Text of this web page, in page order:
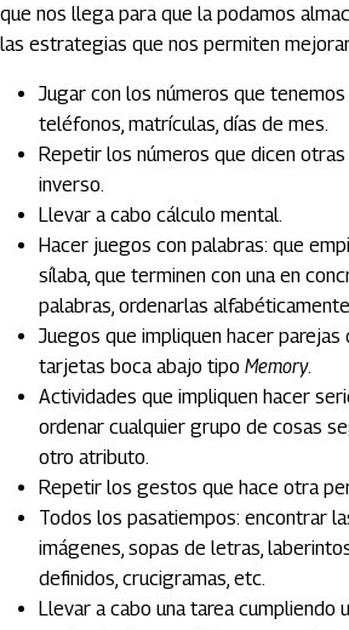
que nos llega para que la podamos
las estrategias que nos permiten
Jugar con los números que
teléfonos, matrículas, días de mes.
Repetir los números que dicen
inverso.
Llevar a cabo cálculo mental.
Hacer juegos con palabras: que
sílaba, que terminen con una en
palabras, ordenarlas
Juegos que impliquen hacer parejas
tarjetas boca abajo tipo Memory.
Actividades que impliquen hacer
ordenar cualquier grupo de cosas
otro atributo.
Repetir los gestos que hace otra
Todos los pasatiempos: encontrar
imágenes, sopas de letras,
definidos, crucigramas, etc.
Llevar a cabo una tarea cumpliendo